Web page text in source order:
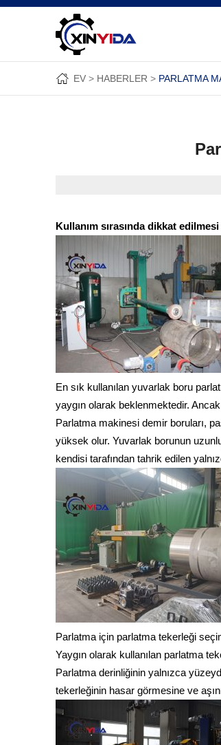
EV HABERLER PARLATMA
Kullanım sırasında dikkat
En sık kullanılan yuvarlak boru
yaygın olarak beklenmektedir.
Parlatma makinesi demir boruları,
yüksek olur. Yuvarlak borunun
kendisi tarafından tahrik edilen
Parlatma için parlatma tekerleği
Yaygın olarak kullanılan parlatma
Parlatma derinliğinin yalnızca
tekerleğinin hasar görmesine ve